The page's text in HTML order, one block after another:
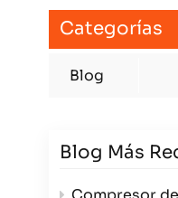
Categorías
Blog
Blog Más